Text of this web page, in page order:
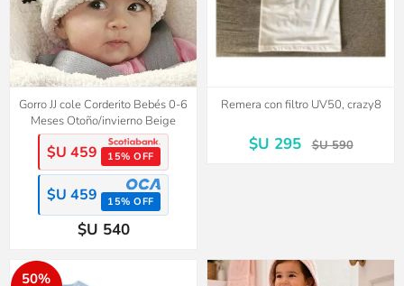
Gorro JJ cole Corderito Bebés 0-6
Meses Otoño/invierno Beige
$U 459 15% OFF
$U 459 15% OFF
$U 540
Remera con filtro UV50, crazy8
$U 295 $U 590
50%